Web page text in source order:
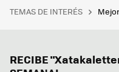
TEMAS DE INTERÉS
RECIBE